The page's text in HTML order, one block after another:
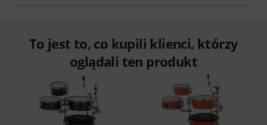
To jest to, co kupili klienci, którzy
oglądali ten produkt